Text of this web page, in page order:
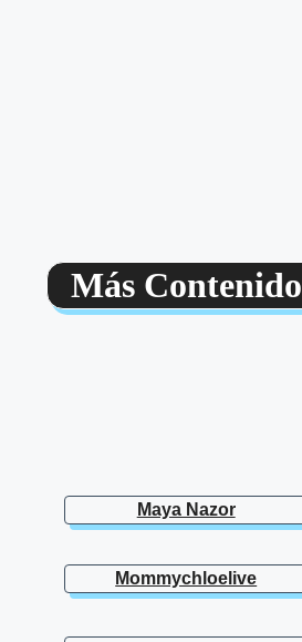
Más Contenido
Maya Nazor
Mommychloelive